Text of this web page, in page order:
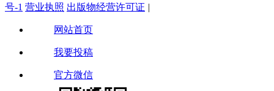
号-1 营业执照 出版物经营许可证 |
网站首页
我要投稿
官方微信